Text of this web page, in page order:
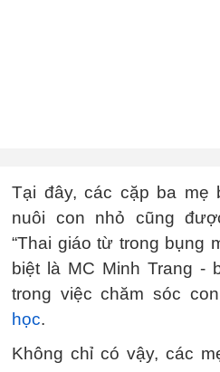
Tại đây, các cặp ba mẹ
nuôi con nhỏ cũng
“Thai giáo từ trong bụng
biệt là MC Minh Trang -
trong việc chăm sóc
học.
Không chỉ có vậy, các